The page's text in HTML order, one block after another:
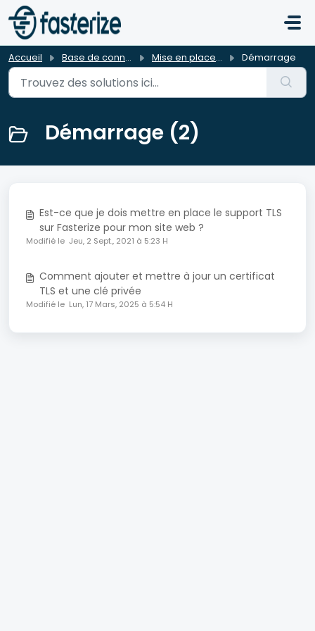
Passer au contenu principal
Accueil Base de connaissances Mise en place du service Démarrage
Démarrage (2)
Est-ce que je dois mettre en place le support TLS
sur Fasterize pour mon site web ?
Modifié le Jeu, 2 Sept., 2021 à 5:23 H
Comment ajouter et mettre à jour un certificat
TLS et une clé privée
Modifié le Lun, 17 Mars, 2025 à 5:54 H